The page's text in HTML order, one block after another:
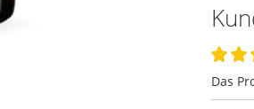
Das